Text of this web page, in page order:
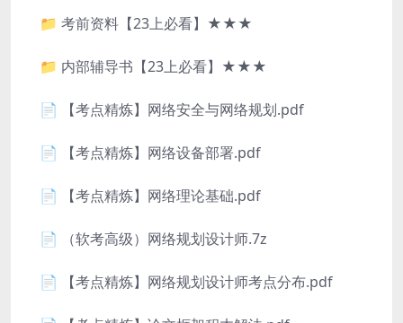
📁 考前资料【23上必看】★★★
📁 内部辅导书【23上必看】★★★
📄 【考点精炼】网络安全与网络规划.pdf
📄 【考点精炼】网络设备部署.pdf
📄 【考点精炼】网络理论基础.pdf
📄 （软考高级）网络规划设计师.7z
📄 【考点精炼】网络规划设计师考点分布.pdf